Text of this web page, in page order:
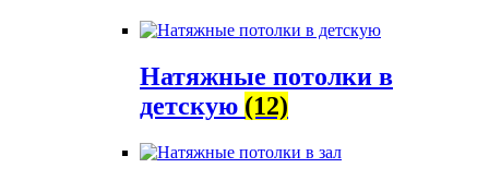
Натяжные потолки в
детскую (12)